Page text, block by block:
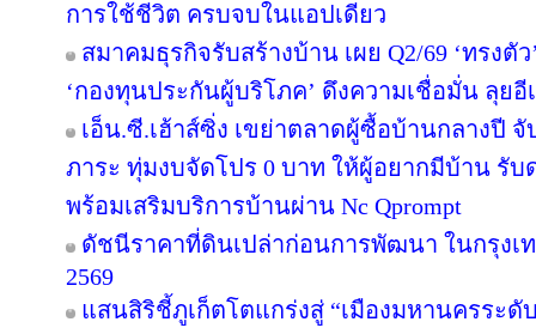
การใช้ชีวิต ครบจบในแอปเดียว
สมาคมธุรกิจรับสร้างบ้าน เผย Q2/69 ‘ทรง
‘กองทุนประกันผู้บริโภค’ ดึงความเชื่อมั่น ลุย
เอ็น.ซี.เฮ้าส์ซิ่ง เขย่าตลาดผู้ซื้อบ้านกลางปี
ภาระ ทุ่มงบจัดโปร 0 บาท ให้ผู้อยากมีบ้าน รับ
พร้อมเสริมบริการบ้านผ่าน Nc Qprompt
ดัชนีราคาที่ดินเปล่าก่อนการพัฒนา ในกรุงเ
2569
แสนสิริชี้ภูเก็ตโตแกร่งสู่ “เมืองมหานครระ